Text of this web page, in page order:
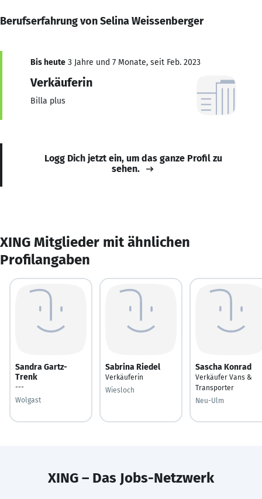
Berufserfahrung von Selina Weissenberger
Bis heute 3 Jahre und 7 Monate, seit Feb. 2023
Verkäuferin
Billa plus
Logg Dich jetzt ein, um das ganze Profil zu
sehen.
XING Mitglieder mit ähnlichen
Profilangaben
Sandra Gartz-
Trenk
---
Wolgast
Sabrina Riedel
Verkäuferin
Wiesloch
Sascha Konrad
Verkäufer Vans &
Transporter
Neu-Ulm
XING – Das Jobs-Netzwerk